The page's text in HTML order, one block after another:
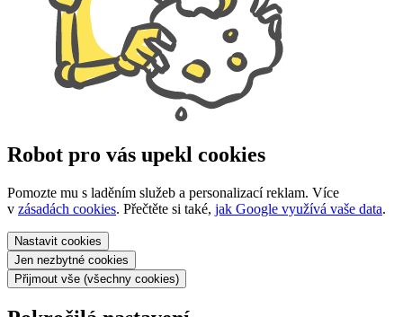
Robot pro vás upekl cookies
Pomozte mu s laděním služeb a personalizací reklam. Více
v zásadách cookies. Přečtěte si také, jak Google využívá vaše data.
Nastavit cookies
Jen nezbytné cookies
Přijmout vše (všechny cookies)